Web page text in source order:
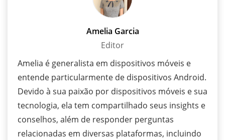
Amelia Garcia
Editor
Amelia é generalista em dispositivos móveis e
entende particularmente de dispositivos Android.
Devido à sua paixão por dispositivos móveis e sua
tecnologia, ela tem compartilhado seus insights e
conselhos, além de responder perguntas
relacionadas em diversas plataformas, incluindo